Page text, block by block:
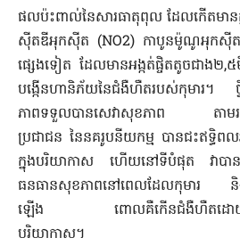
ផលប៉ះពាល់នៃ​សារ​ធាតុពុល ដែលកើតមា
ស៊ីតឌីអុកស៊ីត (NO2) កាបូនម៉ូណូអុកស៊ីត
ផ្សេងទៀត​ ដែល​មានអង្កត់ផ្ចិតតូចជាង២
បង្កើន​ហានិភ័​យ​នៃ​ជំងឺហឺតរបស់កុមារ។ ថ្វី
ភាព​ទទួលបាន​សេវាសុខភាព តាមរយ
ប្រជាជន នៃនគរូប​នីយ​កម្ម បានជះឥទ្ធិ
ក្នុងបរិយាកាស ហើយនៅទីបំផុត វាបានក
ធនធានសុខភាពនៅ​ពេល​ដែលកុមារ និង
ឡើង ពោលគឺកើន​ជំងឺហឺតដោយសារ
បរិយាកាស។